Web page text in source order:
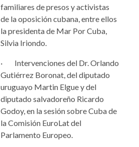
familiares de presos y activistas
de la oposición cubana, entre ellos
la presidenta de Mar Por Cuba,
Silvia Iriondo.
· Intervenciones del Dr. Orlando
Gutiérrez Boronat, del diputado
uruguayo Martin Elgue y del
diputado salvadoreño Ricardo
Godoy, en la sesión sobre Cuba de
la Comisión EuroLat del
Parlamento Europeo.